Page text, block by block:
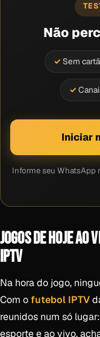
Não
Sem
Iniciar
Informe seu WhatsApp
JOGOS DE HOJE AO
IPTV
Na hora do jogo,
Com ofutebol IPTV
reunidos num só
esporte e ao vivo,